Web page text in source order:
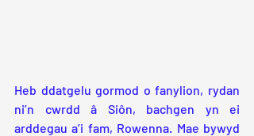
Heb ddatgelu gormod o fanylion, rydan
ni’n cwrdd â Siôn, bachgen yn ei
arddegau a’i fam, Rowenna. Mae bywyd